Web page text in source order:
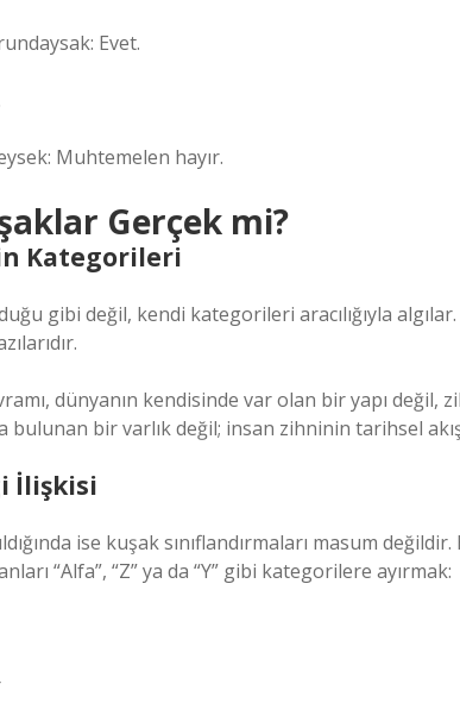
Evet.
Muhtemelen hayır.
Gerçek mi?
Kategorileri
gibi değil, kendi kategorileri aracılığıyla
dünyanın kendisinde var olan bir yapı değil,
bulunan bir varlık değil; insan zihninin tarihsel
İlişkisi
ise kuşak sınıflandırmaları masum
“Alfa”, “Z” ya da “Y” gibi kategorilere ayırmak: